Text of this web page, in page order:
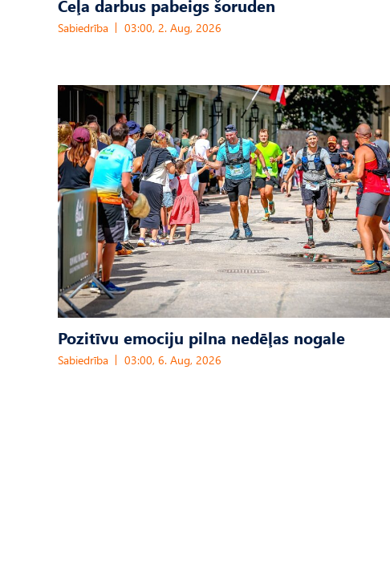
Ceļa darbus pabeigs šoruden
Sabiedrība 03:00, 2. Aug, 2026
Pozitīvu emociju pilna nedēļas nogale
Sabiedrība 03:00, 6. Aug, 2026